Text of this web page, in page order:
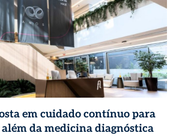
em cuidado contínuo para
da medicina diagnóstica